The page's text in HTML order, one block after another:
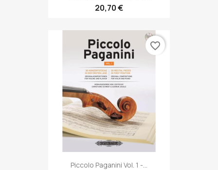
20,70 €
Piccolo Paganini Vol. 1 -...
favorite_border